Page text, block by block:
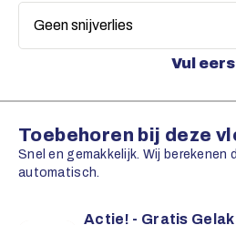
Vul
Toebehoren bij deze
Snel en gemakkelijk. Wij berekenen
automatisch.
Actie! - Gratis